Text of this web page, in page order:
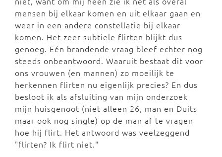
mensen bij elkaar komen en uit elkaar gaan en
weer in een andere constellatie bij elkaar
komen. Het zeer subtiele flirten blijkt dus
genoeg. Eén brandende vraag bleef echter nog
steeds onbeantwoord. Waaruit bestaat dit voor
ons vrouwen (en mannen) zo moeilijk te
herkennen flirten nu eigenlijk precies? En dus
besloot ik als afsluiting van mijn onderzoek
mijn huisgenoot (niet alleen 26, man en Duits
maar ook nog single) op de man af te vragen
hoe hij flirt. Het antwoord was veelzeggend
"flirten? Ik flirt niet."